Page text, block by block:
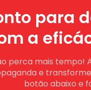
para
a
perca mais tempo!
e transforme
botão abaixo e